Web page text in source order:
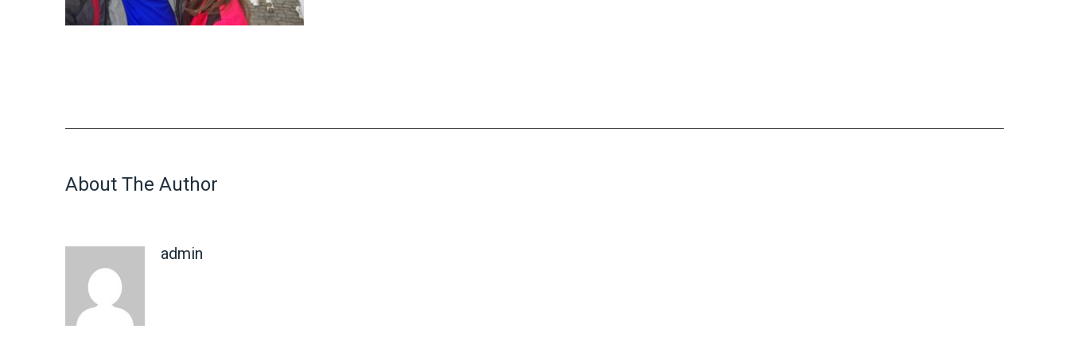
About The Author
admin